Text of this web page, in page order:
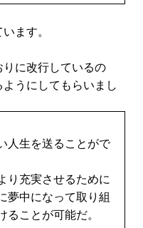
ます。
に改行しているの
うにしてもらいまし
人生を送ることがで
り充実させるために
夢中になって取り組
ことが可能だ。